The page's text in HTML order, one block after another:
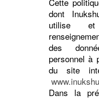
dont
utilise
des
personnel à
du site
Dans la